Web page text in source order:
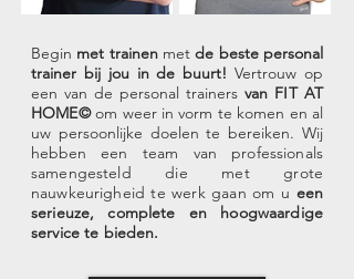
Begin met trainenmetde beste personal
trainer bij jou in de buurt! Vertrouw op
een van de personal trainers van FIT AT
HOME© om weer in vorm te komen en al
uw persoonlijke doelen te bereiken. Wij
hebben
een team van professionals
samengesteld die met grote
nauwkeurigheid te werk gaan om u een
serieuze, complete en hoogwaardige
service te bieden.